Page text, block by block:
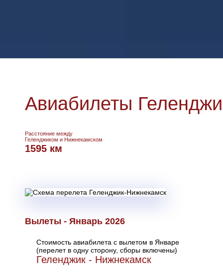
Авиабилеты
Расстояние между
Геленджиком и Нижнекамском
1595 км
Вылеты - Январь 2026
Стоимость авиабилета с вылетом в Январе
(перелет в одну сторону, сборы включены)
Геленджик - Нижнекамск